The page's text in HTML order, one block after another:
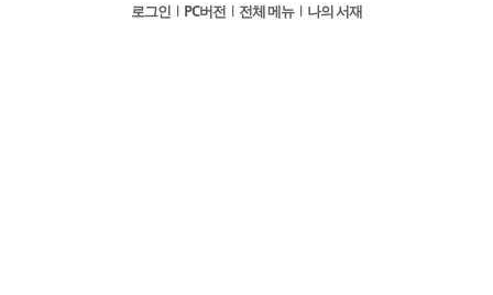
로그인 l PC버전 l 전체 메뉴 l 나의 서재